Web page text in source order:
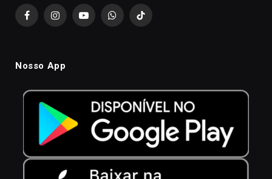
FacebookInstagramYouTubeWhatsAppTikTok
Nosso App